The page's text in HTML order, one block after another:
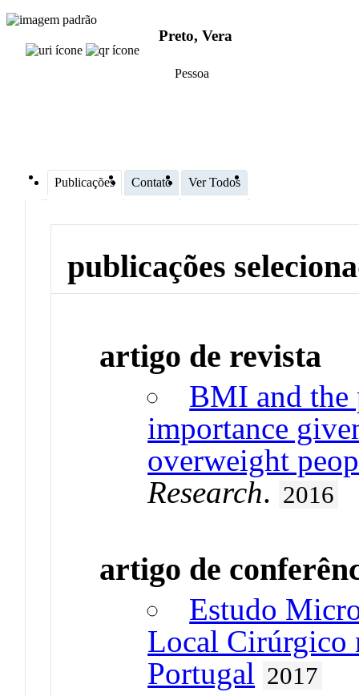
Preto, Vera
Pessoa
Publicações Contato Ver Todos
publicações
artigo de revista
BMI and the
importance
overweight
Research. 2016
artigo de
Estudo
Local Cirúrgico
Portugal 2017